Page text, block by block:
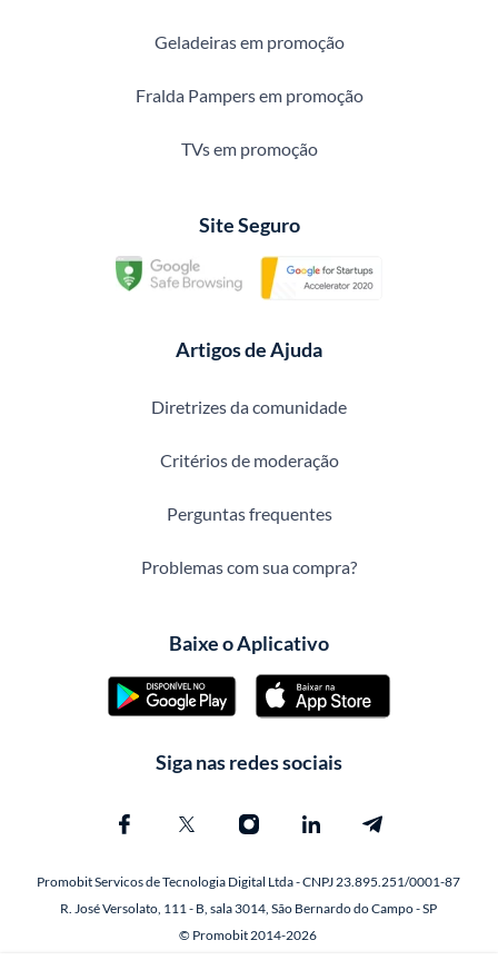
Geladeiras em promoção
Fralda Pampers em promoção
TVs em promoção
Site Seguro
Artigos de Ajuda
Diretrizes da comunidade
Critérios de moderação
Perguntas frequentes
Problemas com sua compra?
Baixe o Aplicativo
Siga nas redes sociais
Promobit Servicos de Tecnologia Digital Ltda - CNPJ 23.895.251/0001-87
R. José Versolato, 111 - B, sala 3014, São Bernardo do Campo - SP
© Promobit 2014-2026